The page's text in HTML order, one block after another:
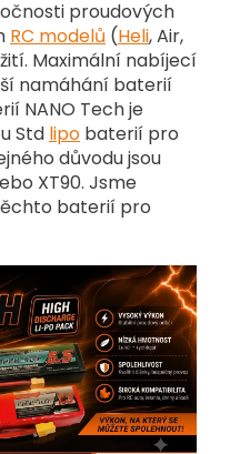
proudových
RC modelů (Heli, Air,
Maximální nabíjecí
namáhání baterií
NANO Tech je
Std lipo baterií pro
důvodu jsou
XT90. Jsme
baterií pro